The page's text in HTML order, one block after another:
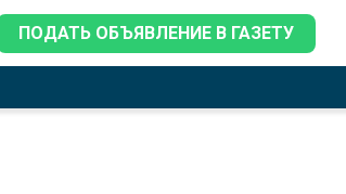
ПОДАТЬ ОБЪЯВЛЕНИЕ В ГАЗЕТУ